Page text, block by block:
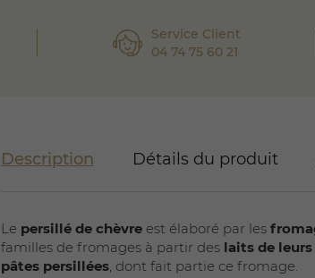
Service Client
04 74 75 60 21
Description Détails du produit
Le persillé de chèvre est élaboré par les
familles de fromages à partir des laits de
pâtes persillées, dont fait partie ce fromage.